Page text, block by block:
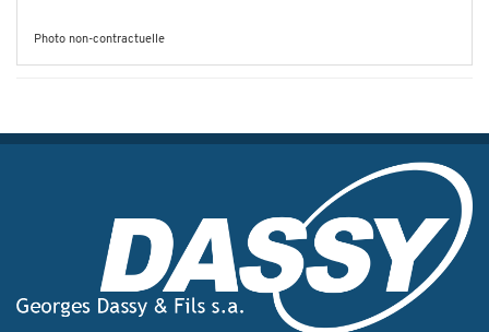
Photo non-contractuelle